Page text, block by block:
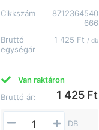
Cikkszám
8712364540
666
Bruttó
egységár
1 425 Ft / db
Van raktáron
Bruttó ár:
1 425 Ft
DB